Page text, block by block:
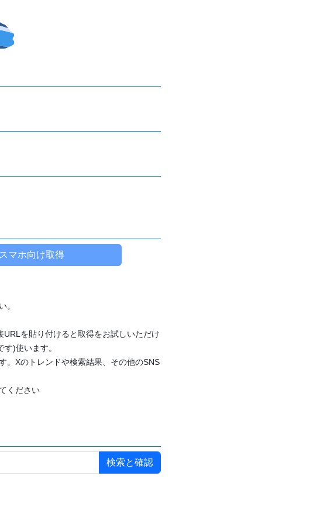
。
を貼り付けると取得をお試しいただけ
)使います。
。Xのトレンドや検索結果、その他のSNS
ください